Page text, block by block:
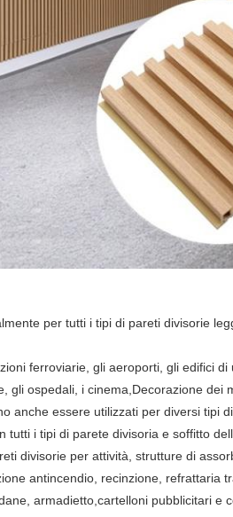
per tutti i tipi di pareti divisorie
ferroviarie, gli aeroporti, gli edifici
gli ospedali, i cinema,Decorazione dei
anche essere utilizzati per diversi tipi
tutti i tipi di parete divisoria e soffitto
divisorie per attività, strutture di
antincendio, recinzione, refrattaria
armadietto,cartelloni pubblicitari e